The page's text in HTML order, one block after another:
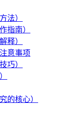
法）
指南）
释）
意事项
巧）
的核心）